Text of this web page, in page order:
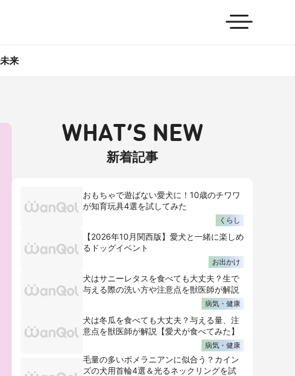
来
WHAT’S NEW
新着記事
おもちゃで遊ばない愛犬に！10歳のチワワ
が知育玩具4選を試してみた
くらし
【2026年10月関西版】愛犬と一緒に楽しめ
るドッグイベント
お出かけ
犬はサニーレタスを食べても大丈夫？生で
与える際の洗い方や注意点を獣医師が解説
病気・健康
犬は冬瓜を食べても大丈夫？与える量、注
意点を獣医師が解説【愛犬が食べてみた】
病気・健康
毛量の多いポメラニアンに似合う？カイン
ズの犬用首輪4選＆光るネックリングを試